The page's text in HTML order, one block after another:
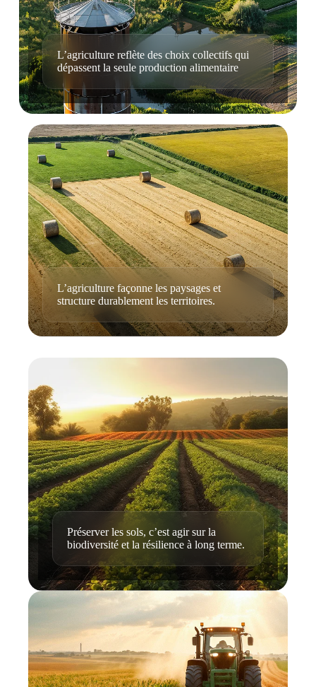
L’agriculture reflète des choix collectifs qui
dépassent la seule production alimentaire
L’agriculture façonne les paysages et
structure durablement les territoires.
Préserver les sols, c’est agir sur la
biodiversité et la résilience à long terme.